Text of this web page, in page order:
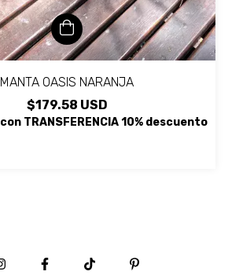
MANTA OASIS NARANJA
$179.58 USD
con TRANSFERENCIA 10% descuento